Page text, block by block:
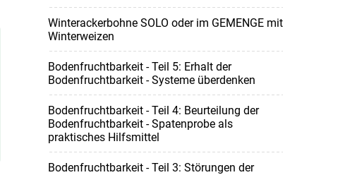
Winterackerbohne SOLO oder im GEMENGE mit
Winterweizen
Bodenfruchtbarkeit - Teil 5: Erhalt der
Bodenfruchtbarkeit - Systeme überdenken
Bodenfruchtbarkeit - Teil 4: Beurteilung der
Bodenfruchtbarkeit - Spatenprobe als
praktisches Hilfsmittel
Bodenfruchtbarkeit - Teil 3: Störungen der